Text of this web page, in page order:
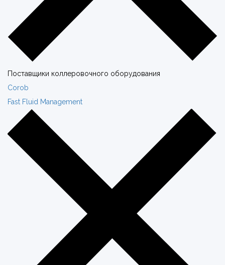
Поставщики коллеровочного оборудования
Corob
Fast Fluid Management